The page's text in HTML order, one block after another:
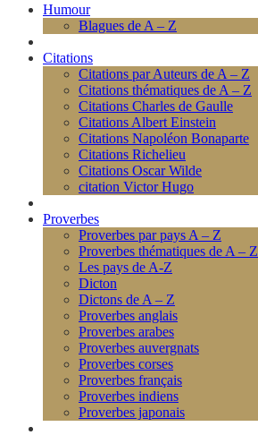
Humour
Blagues de A – Z
Citations
Citations par Auteurs de A – Z
Citations thématiques de A – Z
Citations Charles de Gaulle
Citations Albert Einstein
Citations Napoléon Bonaparte
Citations Richelieu
Citations Oscar Wilde
citation Victor Hugo
Proverbes
Proverbes par pays A – Z
Proverbes thématiques de A – Z
Les pays de A-Z
Dicton
Dictons de A – Z
Proverbes anglais
Proverbes arabes
Proverbes auvergnats
Proverbes corses
Proverbes français
Proverbes indiens
Proverbes japonais